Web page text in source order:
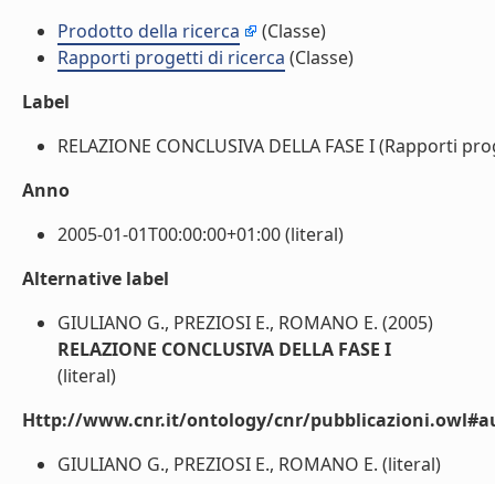
Prodotto della ricerca
(Classe)
Rapporti progetti di ricerca (Classe)
Label
RELAZIONE CONCLUSIVA DELLA FASE I (Rapporti
Anno
2005-01-01T00:00:00+01:00 (literal)
Alternative label
GIULIANO G., PREZIOSI E., ROMANO E. (2005)
RELAZIONE CONCLUSIVA DELLA FASE I
(literal)
Http://www.cnr.it/ontology/cnr/
GIULIANO G., PREZIOSI E., ROMANO E. (literal)